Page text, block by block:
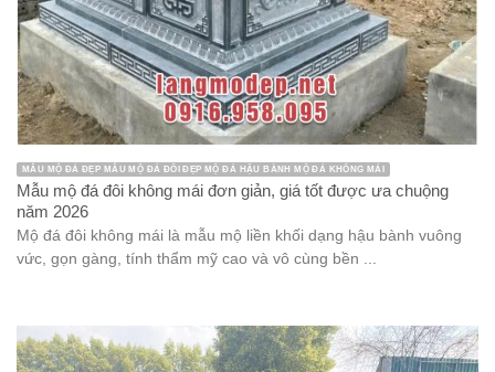
MẪU MỘ ĐÁ ĐẸP MẪU MỘ ĐÁ ĐÔI ĐẸP MỘ ĐÁ HẬU BÀNH MỘ ĐÁ KHÔNG MÁI
Mẫu mộ đá đôi không mái đơn giản, giá tốt được ưa chuộng
năm 2026
Mộ đá đôi không mái là mẫu mộ liền khối dạng hậu bành vuông
vức, gọn gàng, tính thẩm mỹ cao và vô cùng bền ...